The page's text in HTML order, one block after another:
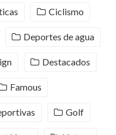
Ciclismo
Deportes de agua
Destacados
Famous
Golf